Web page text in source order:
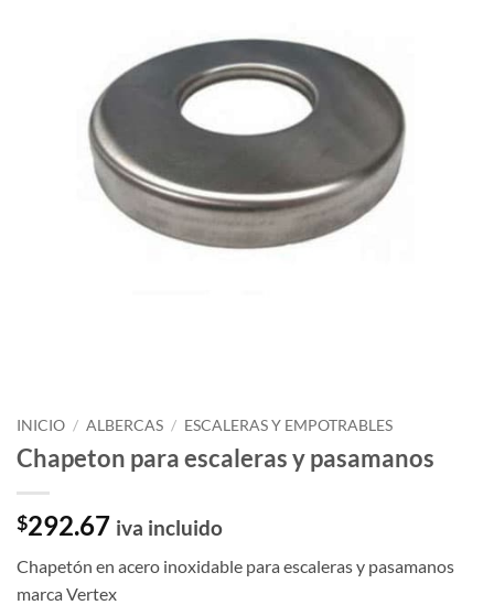
INICIO / ALBERCAS / ESCALERAS Y EMPOTRABLES
Chapeton para escaleras y pasamanos
$292.67 iva incluido
Chapetón en acero inoxidable para escaleras y pasamanos
marca Vertex